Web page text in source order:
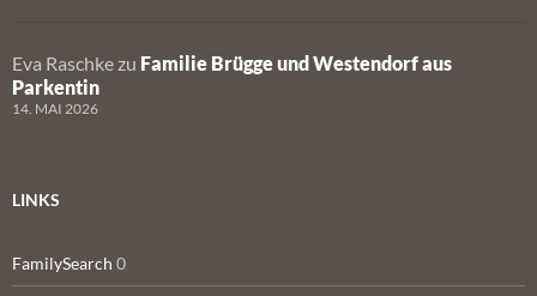
Eva Raschke zu Familie Brügge und Westendorf aus
Parkentin
14. MAI 2026
LINKS
FamilySearch 0